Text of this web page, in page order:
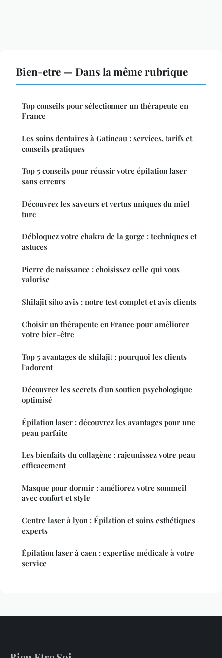
Bien-etre — Dans la même rubrique
Top conseils pour sélectionner un thérapeute en
France
Les soins dentaires à Gatineau : services, tarifs et
conseils pratiques
Top 5 conseils pour réussir votre épilation laser
sans erreurs
Découvrez les saveurs et vertus uniques du miel
turc
Débloquez votre chakra de la gorge : techniques et
astuces
Pierre de naissance : choisissez celle qui vous
valorise
Shilajit siho avis : notre test complet et avis clients
Choisir un thérapeute en France pour améliorer
votre bien-être
Top 5 avantages de shilajit : pourquoi les clients
l'adorent
Découvrez les secrets d'un soutien psychologique
optimisé
Épilation laser : découvrez les avantages pour une
peau parfaite
Les bienfaits du collagène : rajeunissez votre peau
efficacement
Masque pour dormir : améliorez votre sommeil
avec confort et style
Centre laser à lyon : Épilation et soins esthétiques
experts
Épilation laser à caen : expertise médicale à votre
service